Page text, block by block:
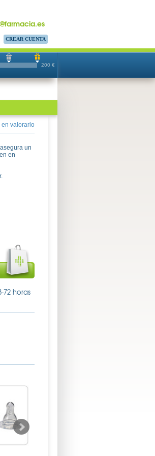
CREAR CUENTA
200 €
en valorarlo
un
en
72 horas